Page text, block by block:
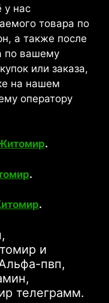
у нас
товара по
а также после
по вашему
или заказа,
на нашем
оператору
.
.
.
и
пвп,
телеграмм.